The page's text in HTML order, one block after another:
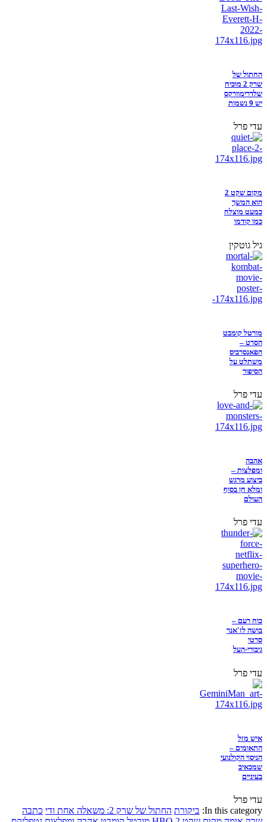
החתול של
שרק 2 מוכיח
שלדרימוורקס
יש 9 נשמות
עדי פרל
מקום שקט 2
הוא המשך
כמעט מוצלח
כמו קודמו
גיל גוטקין
מורטל קומבט
הסרט –
הפאנסרביס
משתלט על
הסיפור
עדי פרל
אהבה
ומפלצות –
ביצוע מרגש
ומלא חן בסוף
העולם
עדי פרל
כוח רעם –
בושה לז'אנר
סרטי
גיבורי-העל
עדי פרל
איש מזל
התאומים –
הניסוי הקולנועי
שמכאיב
בעיניים
עדי פרל
In this category: ביקורת החתול של שרק 2: משאלה אחת ודי
כתבה